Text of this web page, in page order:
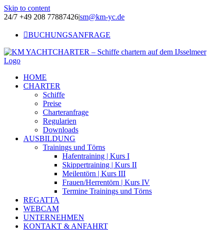
Skip to content
24/7 +49 208 77887426|sm@km-yc.de
BUCHUNGSANFRAGE
HOME
CHARTER
Schiffe
Preise
Charteranfrage
Regularien
Downloads
AUSBILDUNG
Trainings und Törns
Hafentraining | Kurs I
Skippertraining | Kurs II
Meilentörn | Kurs III
Frauen/Herrentörn | Kurs IV
Termine Trainings und Törns
REGATTA
WEBCAM
UNTERNEHMEN
KONTAKT & ANFAHRT